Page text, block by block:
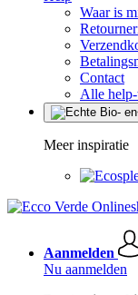
Waar is
Contact
Alle
Meer inspiratie
Aanmelden
Nu aanmelden